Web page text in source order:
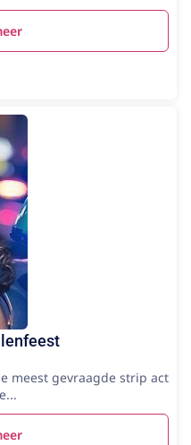
meest gevraagde strip act